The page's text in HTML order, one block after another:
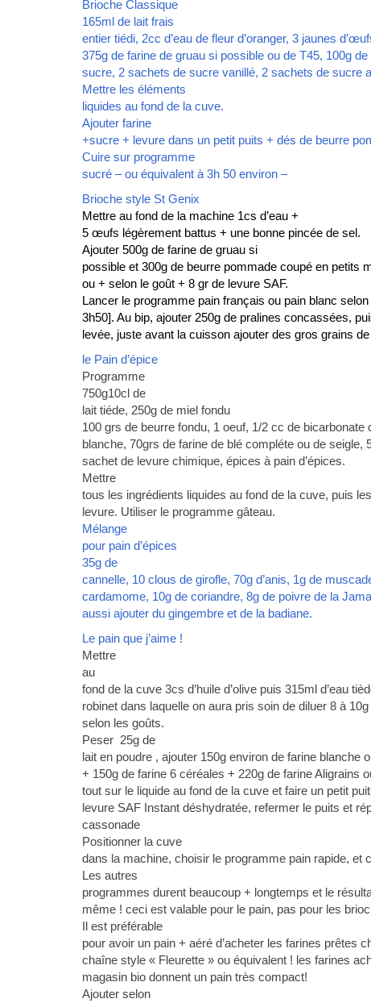
Brioche Classique
165ml de lait frais
entier tiédi, 2cc d’eau de fleur d’oranger, 3 jaunes
375g de farine de gruau si possible ou de T45, 100g
sucre, 2 sachets de sucre vanillé, 2 sachets de sucre
Mettre les éléments
liquides au fond de la cuve.
Ajouter farine
+sucre + levure dans un petit puits + dés de beurre
Cuire sur programme
sucré – ou équivalent à 3h 50 environ –
Brioche style St Genix
Mettre au fond de la machine 1cs d’eau +
5 œufs légèrement battus + une bonne pincée de sel.
Ajouter 500g de farine de gruau si
possible et 300g de beurre pommade coupé en petits
ou + selon le goût + 8 gr de levure SAF.
Lancer le programme pain français ou pain blanc
3h50]. Au bip, ajouter 250g de pralines concassées,
levée, juste avant la cuisson ajouter des gros grains
le Pain d’épice
Programme
750g10cl de
lait tiéde, 250g de miel fondu
100 grs de beurre fondu, 1 oeuf, 1/2 cc de bicarbonate
blanche, 70grs de farine de blé compléte ou de seigle,
sachet de levure chimique, épices à pain d’épices.
Mettre
tous les ingrédients liquides au fond de la cuve, puis
levure. Utiliser le programme gâteau.
Mélange
pour pain d’épices
35g de
cannelle, 10 clous de girofle, 70g d’anis, 1g de
cardamome, 10g de coriandre, 8g de poivre de la
aussi ajouter du gingembre et de la badiane.
Le pain que j’aime !
Mettre
au
fond de la cuve 3cs d’huile d’olive puis 315ml d’eau
robinet dans laquelle on aura pris soin de diluer 8 à
selon les goûts.
Peser 25g de
lait en poudre , ajouter 150g environ de farine blanche
+ 150g de farine 6 céréales + 220g de farine Aligrains
tout sur le liquide au fond de la cuve et faire un petit
levure SAF Instant déshydratée, refermer le puits et
cassonade
Positionner la cuve
dans la machine, choisir le programme pain rapide, et
Les autres
programmes durent beaucoup + longtemps et le
même ! ceci est valable pour le pain, pas pour les
Il est préférable
pour avoir un pain + aéré d’acheter les farines prêtes
chaîne style « Fleurette » ou équivalent ! les farines
magasin bio donnent un pain très compact!
Ajouter selon